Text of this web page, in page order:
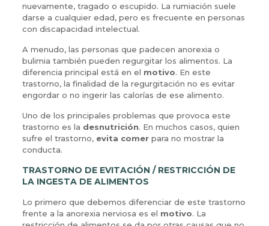
nuevamente, tragado o escupido. La rumiación suele
darse a cualquier edad, pero es frecuente en personas
con discapacidad intelectual.
A menudo, las personas que padecen anorexia o
bulimia también pueden regurgitar los alimentos. La
diferencia principal está en el motivo. En este
trastorno, la finalidad de la regurgitación no es evitar
engordar o no ingerir las calorías de ese alimento.
Uno de los principales problemas que provoca este
trastorno es la desnutrición. En muchos casos, quien
sufre el trastorno, evita comerpara no mostrar la
conducta.
TRASTORNO DE EVITACIÓN / RESTRICCIÓN DE
LA INGESTA DE ALIMENTOS
Lo primero que debemos diferenciar de este trastorno
frente a la anorexia nerviosa es el motivo. La